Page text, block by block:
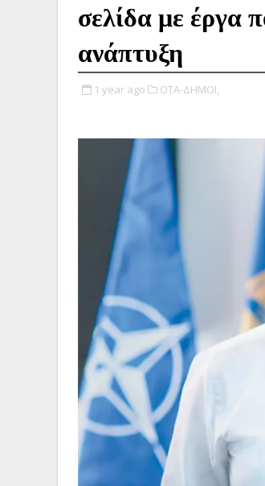
σελίδα με έργα
ανάπτυξη
1 year ago ΟΤΑ-ΔΗΜΟΙ,